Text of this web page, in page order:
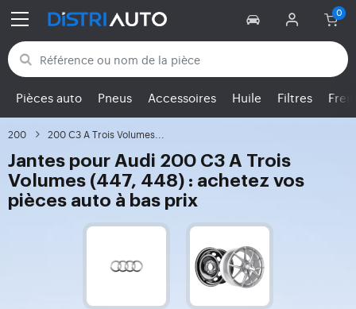
Retour aux catégories
Pièces auto Pneus Accessoires Huile Filtres
200 200 C3 A Trois Volumes...
Jantes pour Audi 200 C3 A Trois
Volumes (447, 448) : achetez vos
pièces auto à bas prix